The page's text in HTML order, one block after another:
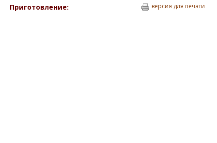
Приготовление: версия для печати